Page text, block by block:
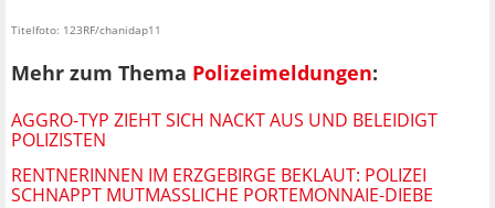
Titelfoto: 123RF/chanidap11
Mehr zum Thema Polizeimeldungen:
AGGRO-TYP ZIEHT SICH NACKT AUS UND BELEIDIGT
POLIZISTEN
RENTNERINNEN IM ERZGEBIRGE BEKLAUT: POLIZEI
SCHNAPPT MUTMASSLICHE PORTEMONNAIE-DIEBE